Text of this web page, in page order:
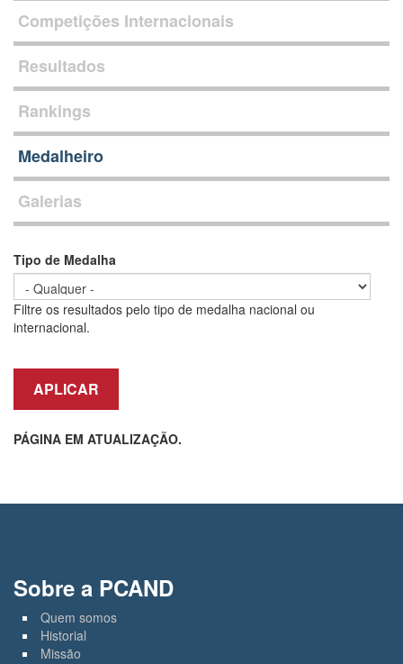
Competições Internacionais
Resultados
Rankings
Medalheiro
Galerias
Tipo de Medalha
Filtre os resultados pelo tipo de medalha nacional ou
internacional.
APLICAR
PÁGINA EM ATUALIZAÇÃO.
Sobre a PCAND
Quem somos
Historial
Missão